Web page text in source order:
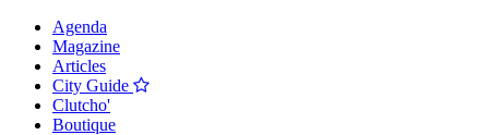
Agenda
Magazine
Articles
City Guide
Clutcho'
Boutique